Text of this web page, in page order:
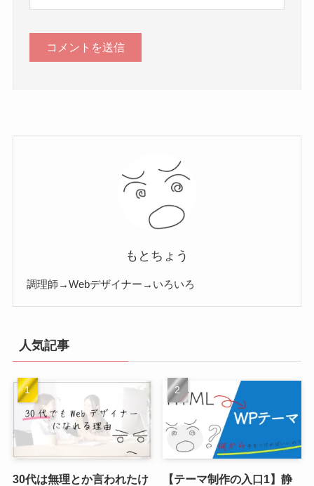
もとちょう
調理師→Webデザイナー→いろいろ
人気記事
30代は無理とか言われたけ
【テーマ制作の入口1】静